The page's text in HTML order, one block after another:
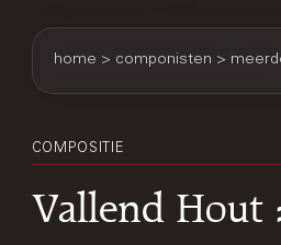
home > componisten >
COMPOSITIE
Vallend Hout